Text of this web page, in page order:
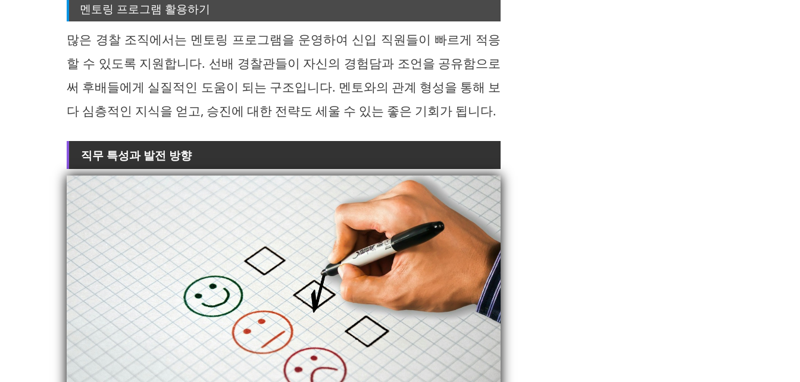
멘토링 프로그램 활용하기
많은 경찰 조직에서는 멘토링 프로그램을 운영하여 신입 직원들이 빠르게 적응
할 수 있도록 지원합니다. 선배 경찰관들이 자신의 경험담과 조언을 공유함으로
써 후배들에게 실질적인 도움이 되는 구조입니다. 멘토와의 관계 형성을 통해 보
다 심층적인 지식을 얻고, 승진에 대한 전략도 세울 수 있는 좋은 기회가 됩니다.
직무 특성과 발전 방향